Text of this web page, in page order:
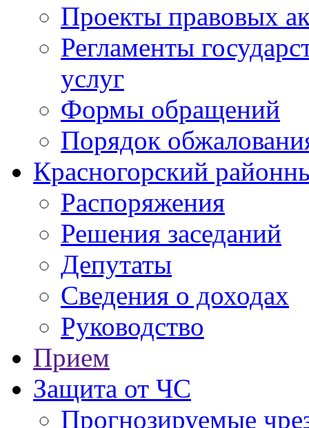
Проекты правовых
Регламенты
услуг
Формы обращений
Порядок
Красногорский
Распоряжения
Решения заседаний
Депутаты
Сведения о доходах
Руководство
Прием
Защита от ЧС
Прогнозируемые